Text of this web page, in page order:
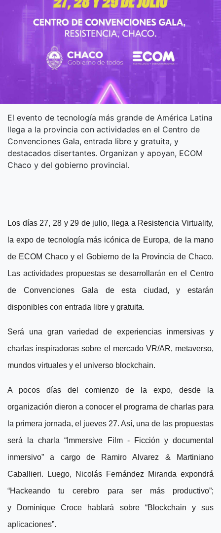
El evento de tecnología más grande de América Latina
llega a la provincia con actividades en el Centro de
Convenciones Gala, entrada libre y gratuita, y
destacados disertantes. Organizan y apoyan, ECOM
Chaco y del gobierno provincial.
Los días 27, 28 y 29 de julio, llega a Resistencia Virtuality,
la expo de tecnología más icónica de Europa, de la mano
de ECOM Chaco y el Gobierno de la Provincia de Chaco.
Las actividades propuestas se desarrollarán en el Centro
de Convenciones Gala de esta ciudad, y estarán
disponibles con entrada libre y gratuita.
Será una gran variedad de experiencias inmersivas y
charlas inspiradoras sobre el mercado VR/AR, metaverso,
mundos virtuales y el universo blockchain.
A pocos días del comienzo de la expo, desde la
organización dieron a conocer el programa de charlas para
la primera jornada, el jueves 27. Así, una de las propuestas
será la charla “Immersive Film - Ficción y documental
inmersivo” a cargo de Ramiro Alvarez & Martiniano
Caballieri. Luego, Nicolás Fernández Miranda expondrá
“Hackeando tu cerebro para ser más productivo”;
y Dominique Croce hablará sobre “Blockchain y sus
aplicaciones”.